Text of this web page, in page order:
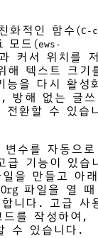
화적인 함수(C-c
모드(ews-
커서 위치를
해 텍스트 크기
능을 다시 활성
방해 없는 글쓰
전환할 수 있습
변수를 자동으로
급 기능이 있습
일을 만들고 아래
파일을 열 때
니다. 고급 사
를 작성하여,
수 있습니다.